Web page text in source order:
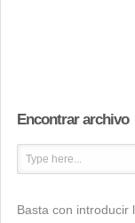
Encontrar archivo
Basta con introducir